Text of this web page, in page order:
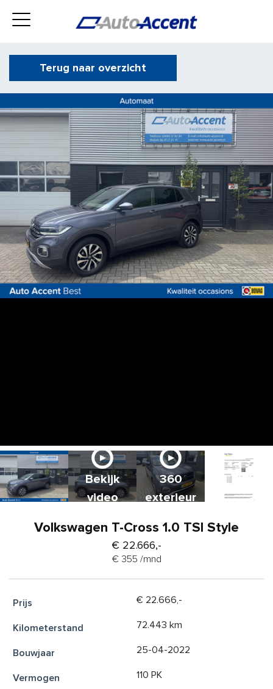
Terug naar overzicht
Bekijk
video
360
exterieur
Volkswagen T-Cross 1.0 TSI Style
€ 22.666,-
€ 355 /mnd
€ 22.666,-
72.443 km
25-04-2022
110 PK